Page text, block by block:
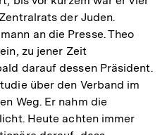
der Juden.
an die Presse. Theo
zu jener Zeit
darauf dessen Präsident.
über den Verband im
Weg. Er nahm die
Heute achten immer